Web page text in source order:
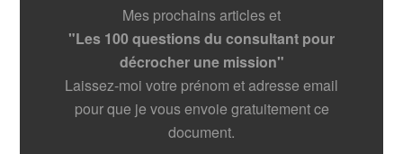
Mes prochains articles et
"Les 100 questions du consultant pour
décrocher une mission"
Laissez-moi votre prénom et adresse email
pour que je vous envoie gratuitement ce
document.